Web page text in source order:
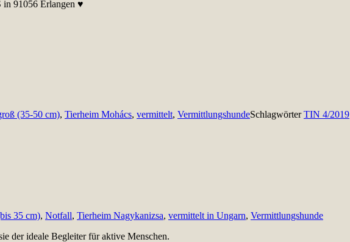
in 91056 Erlangen ♥
(35-50 cm), Tierheim Mohács, vermittelt, VermittlungshundeSchlagwörterTIN 4/2019
35 cm), Notfall, Tierheim Nagykanizsa, vermittelt in Ungarn, Vermittlungshunde
der ideale Begleiter für aktive Menschen.